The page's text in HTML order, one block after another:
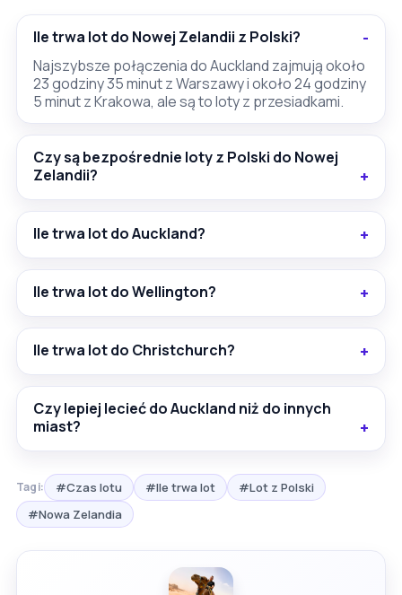
Ile trwa lot do Nowej Zelandii z Polski?
Najszybsze połączenia do Auckland zajmują około
23 godziny 35 minut z Warszawy i około 24 godziny
5 minut z Krakowa, ale są to loty z przesiadkami.
Czy są bezpośrednie loty z Polski do Nowej
Zelandii?
Ile trwa lot do Auckland?
Ile trwa lot do Wellington?
Ile trwa lot do Christchurch?
Czy lepiej lecieć do Auckland niż do innych
miast?
Tagi: #Czas lotu #Ile trwa lot
#Lot z Polski
#Nowa Zelandia